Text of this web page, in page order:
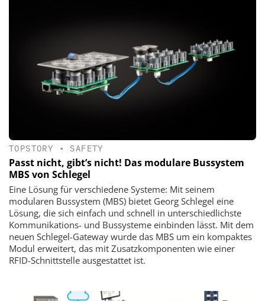
TOPSTORY • SAFETY
Passt nicht, gibt’s nicht! Das modulare Bussystem
MBS von Schlegel
Eine Lösung für verschiedene Systeme: Mit seinem
modularen Bussystem (MBS) ­bietet Georg Schlegel eine
Lösung, die sich einfach und schnell in unterschiedlichste
Kommunikations- und Bussysteme einbinden lässt. Mit dem
neuen Schlegel-Gateway wurde das MBS um ein kompaktes
­Modul erweitert, das mit ­Zusatzkomponenten wie einer
RFID-Schnittstelle ausgestattet ist.